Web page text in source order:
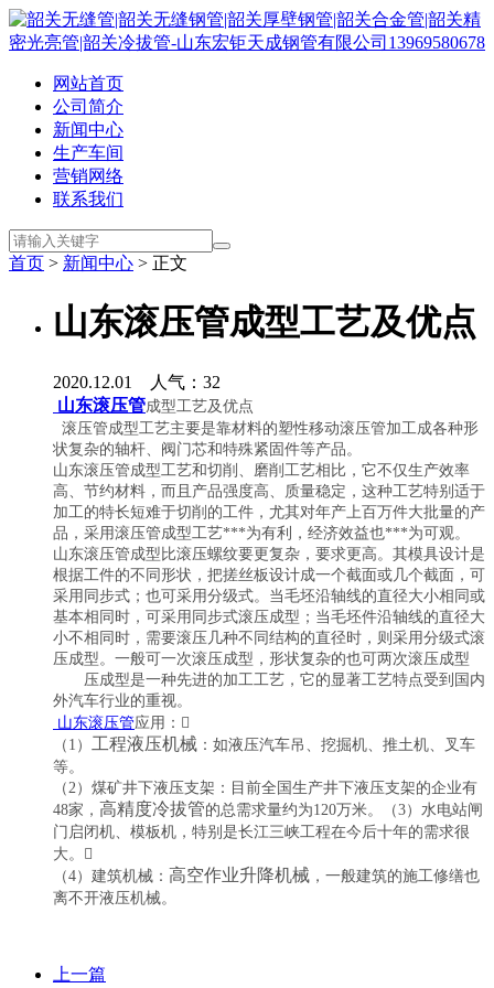
网站首页
公司简介
新闻中心
生产车间
营销网络
联系我们
首页 > 新闻中心 > 正文
山东滚压管成型工艺及优点
2020.12.01 人气： 32
山东滚压管成型工艺及优点
滚压管成型工艺主要是靠材料的塑性移动滚压管加工成各种形
状复杂的轴杆、阀门芯和特殊紧固件等产品。
山东滚压管成型工艺和切削、磨削工艺相比，它不仅生产效率
高、节约材料，而且产品强度高、质量稳定，这种工艺特别适于
加工的特长短难于切削的工件，尤其对年产上百万件大批量的产
品，采用滚压管成型工艺***为有利，经济效益也***为可观。
山东滚压管成型比滚压螺纹要更复杂，要求更高。其模具设计是
根据工件的不同形状，把搓丝板设计成一个截面或几个截面，可
采用同步式；也可采用分级式。当毛坯沿轴线的直径大小相同或
基本相同时，可采用同步式滚压成型；当毛坯件沿轴线的直径大
小不相同时，需要滚压几种不同结构的直径时，则采用分级式滚
压成型。一般可一次滚压成型，形状复杂的也可两次滚压成型
压成型是一种先进的加工工艺，它的显著工艺特点受到国内
外汽车行业的重视。
山东滚压管应用：
（1） 工程液压机械 ：如液压汽车吊、挖掘机、推土机、叉车
等。
（2）煤矿井下液压支架：目前全国生产井下液压支架的企业有
48家， 高精度冷拔管的总需求量约为120万米。（3）水电站闸
门启闭机、模板机，特别是长江三峡工程在今后十年的需求很
大。
（4）建筑机械： 高空作业升降机械 ，一般建筑的施工修缮也
离不开液压机械。
上一篇